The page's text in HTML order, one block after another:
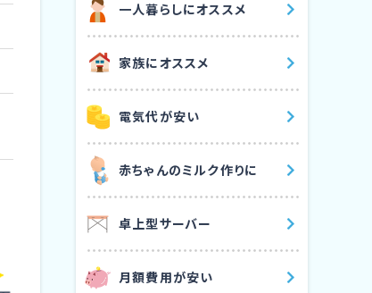
⼀⼈暮らしにオススメ
家族にオススメ
電気代が安い
⾚ちゃんのミルク作りに
卓上型サーバー
⽉額費⽤が安い